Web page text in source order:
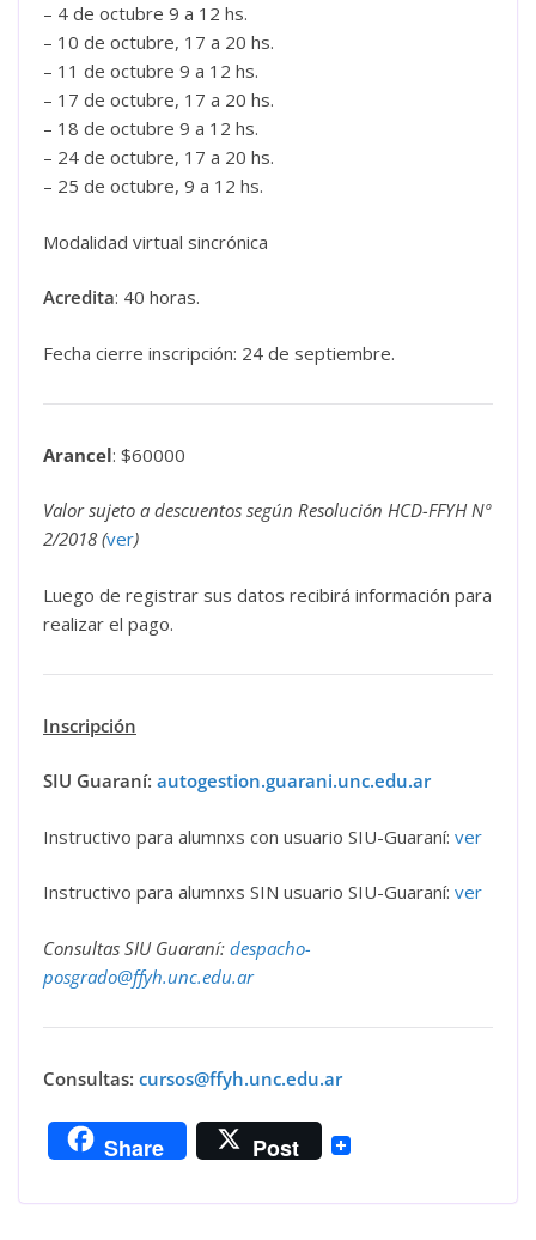
– 4 de octubre 9 a 12 hs.
– 10 de octubre, 17 a 20 hs.
– 11 de octubre 9 a 12 hs.
– 17 de octubre, 17 a 20 hs.
– 18 de octubre 9 a 12 hs.
– 24 de octubre, 17 a 20 hs.
– 25 de octubre, 9 a 12 hs.
Modalidad virtual sincrónica
Acredita: 40 horas.
Fecha cierre inscripción: 24 de septiembre.
Arancel: $60000
Valor sujeto a descuentos según Resolución HCD-FFYH Nº
2/2018 (ver)
Luego de registrar sus datos recibirá información para
realizar el pago.
Inscripción
SIU Guaraní: autogestion.guarani.unc.edu.ar
Instructivo para alumnxs con usuario SIU-Guaraní: ver
Instructivo para alumnxs SIN usuario SIU-Guaraní: ver
Consultas SIU Guaraní: despacho-
posgrado@ffyh.unc.edu.ar
Consultas: cursos@ffyh.unc.edu.ar
Share Post